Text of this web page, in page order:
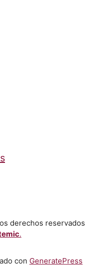
derechos reservados
.
con GeneratePress